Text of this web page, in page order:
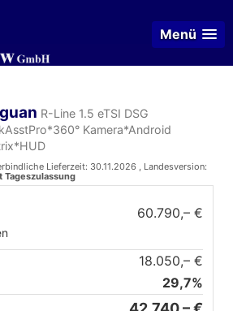
Menü
R-Line 1.5 eTSI DSG
Kamera*Android
Lieferzeit: 30.11.2026 , Landesversion:
Tageszulassung
60.790,– €
18.050,– €
29,7%